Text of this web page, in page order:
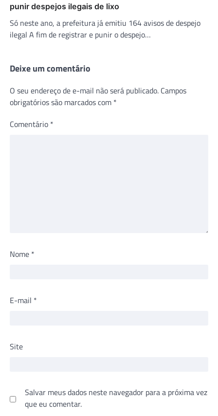
punir despejos ilegais de lixo
Só neste ano, a prefeitura já emitiu 164 avisos de despejo
ilegal A fim de registrar e punir o despejo…
Deixe um comentário
O seu endereço de e-mail não será publicado. Campos
obrigatórios são marcados com *
Comentário *
Nome *
E-mail *
Site
Salvar meus dados neste navegador para a próxima vez
que eu comentar.